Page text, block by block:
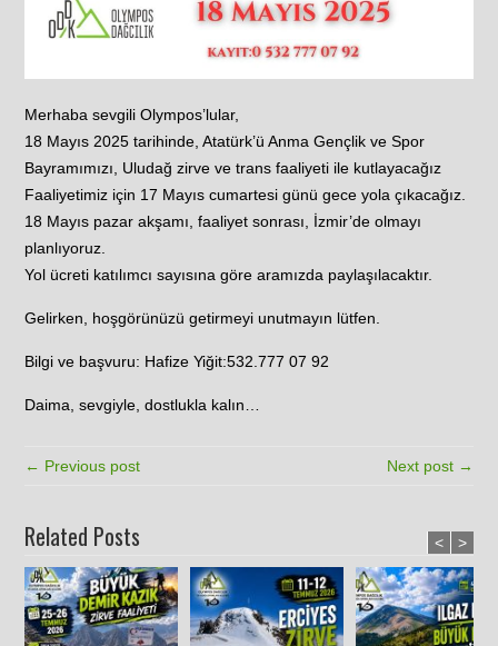
Merhaba sevgili Olympos’lular,
18 Mayıs 2025 tarihinde, Atatürk’ü Anma Gençlik ve Spor
Bayramımızı, Uludağ zirve ve trans faaliyeti ile kutlayacağız
Faaliyetimiz için 17 Mayıs cumartesi günü gece yola çıkacağız.
18 Mayıs pazar akşamı, faaliyet sonrası, İzmir’de olmayı
planlıyoruz.
Yol ücreti katılımcı sayısına göre aramızda paylaşılacaktır.
Gelirken, hoşgörünüzü getirmeyi unutmayın lütfen.
Bilgi ve başvuru: Hafize Yiğit:532.777 07 92
Daima, sevgiyle, dostlukla kalın…
← Previous post Next post →
Related Posts < >